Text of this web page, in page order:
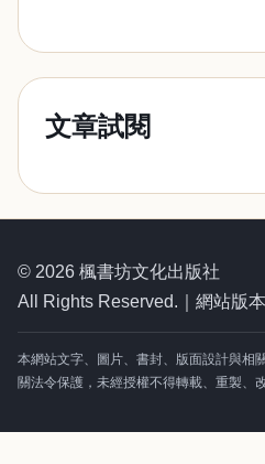
文章試閱
© 2026 楓書坊文化出版社
All Rights Reserved.｜網站版
本網站文字、圖片、書封、版面設計與相
關法令保護，未經授權不得轉載、重製、